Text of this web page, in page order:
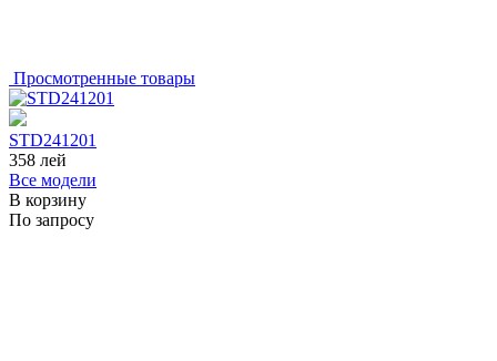
Просмотренные товары
STD241201
358 лей
Все модели
В корзину
По запросу